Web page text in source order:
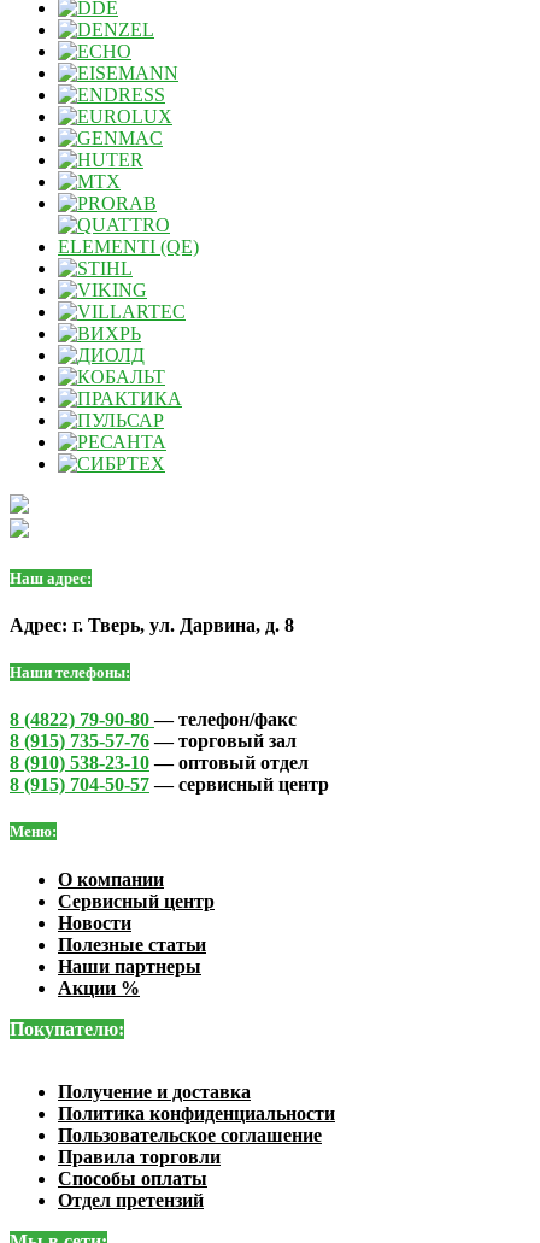
Наш адрес:
Адрес: г. Тверь, ул. Дарвина, д. 8
Наши телефоны:
8 (4822) 79-90-80— телефон/факс
8 (915) 735-57-76— торговый зал
8 (910) 538-23-10— оптовый отдел
8 (915) 704-50-57— сервисный центр
Меню:
О компании
Сервисный центр
Новости
Полезные статьи
Наши партнеры
Акции %
Покупателю:
Получение и доставка
Политика конфиденциальности
Пользовательское соглашение
Правила торговли
Способы оплаты
Отдел претензий